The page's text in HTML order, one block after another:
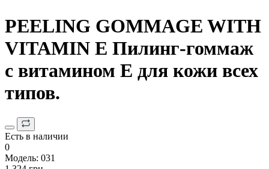
PEELING GOMMAGE WITH
VITAMIN E Пилинг-гоммаж
с витамином Е для кожи всех
типов.
Есть в наличии
0
Модель: 031